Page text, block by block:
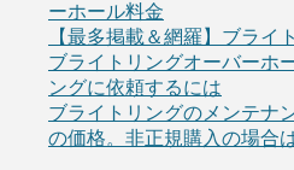
ーホール料金
【最多掲載＆網羅】ブライ
ブライトリングオーバーホ
ングに依頼するには
ブライトリングのメンテナ
の価格。非正規購入の場合